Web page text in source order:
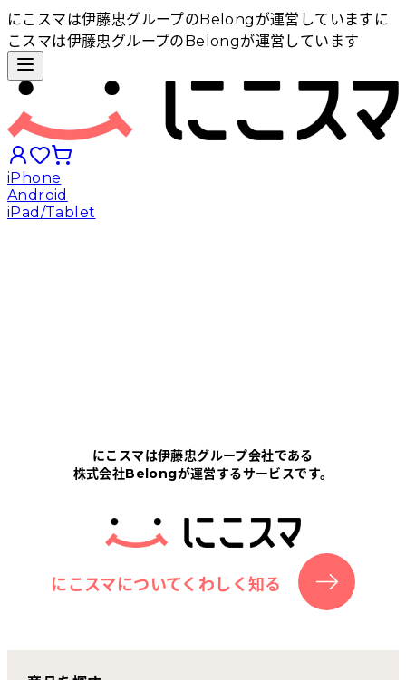
にこスマは伊藤忠グループのBelongが運営しています に
こスマは伊藤忠グループのBelongが運営しています
iPhone
Android
iPad/Tablet
にこスマについて
サポートセンター
お客さまの声
にこスマは伊藤忠グループ会社である
株式会社Belongが運営するサービスです。
にこスマについてくわしく知る